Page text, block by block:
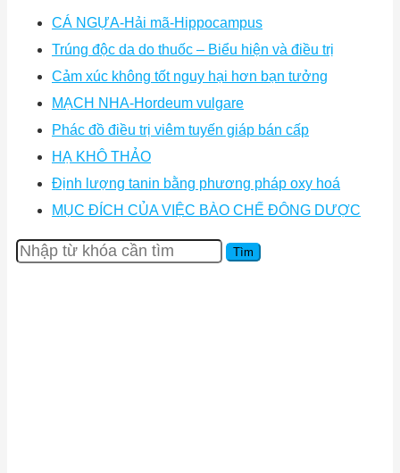
CÁ NGỰA-Hải mã-Hippocampus
Trúng độc da do thuốc – Biểu hiện và điều trị
Cảm xúc không tốt nguy hại hơn bạn tưởng
MẠCH NHA-Hordeum vulgare
Phác đồ điều trị viêm tuyến giáp bán cấp
HẠ KHÔ THẢO
Định lượng tanin bằng phương pháp oxy hoá
MỤC ĐÍCH CỦA VIỆC BÀO CHẾ ĐÔNG DƯỢC